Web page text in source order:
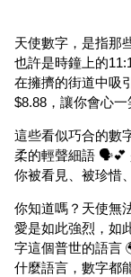
天使數字，是指那
也許是時鐘上的
在擁擠的街道中吸
$8.88，讓你會心一
這些看似巧合的數
柔的輕聲細語 🗣️💕
你被看見、被珍惜
你知道嗎？天使無
愛是如此強烈，如
字這個普世的語言
什麼語言，數字都